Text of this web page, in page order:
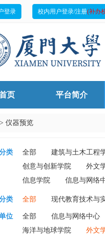
登录 校内用户登录/注册(补办
页 平台简介
仪器预览
类 全部 建筑与土木工程
创意与创新学院
外文
信息学院
信息与网络
类 全部 现代教育技术与
位 全部 信息与网络中心
海洋与地球学院
外文